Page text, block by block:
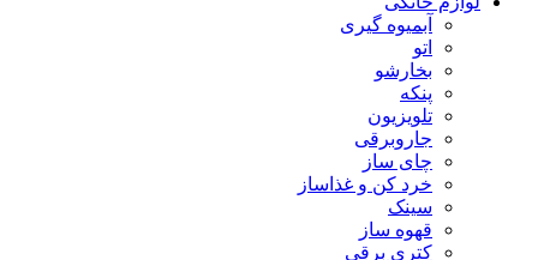
آبمیوه گیری
اتو
بخارشو
پنکه
تلویزیون
جاروبرقی
چای ساز
خرد کن و غذاساز
سینک
قهوه ساز
کتری برقی